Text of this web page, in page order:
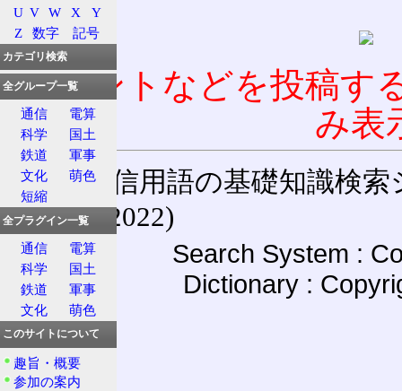
コメントなどを投稿す
み表
通信用語の基礎知識検索
(27-May-2022)
Search System :
Dictionary :
U V W X
Y
Z
数字 記号
カテゴリ検索
全グループ一覧
通信
電算
科学
国土
鉄道
軍事
文化
萌色
短縮
全プラグイン一覧
通信
電算
科学
国土
鉄道
軍事
文化
萌色
このサイトについて
趣旨・概要
参加の案内